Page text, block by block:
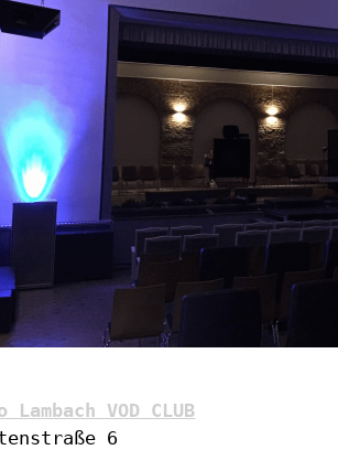
Lambach VOD CLUB
6